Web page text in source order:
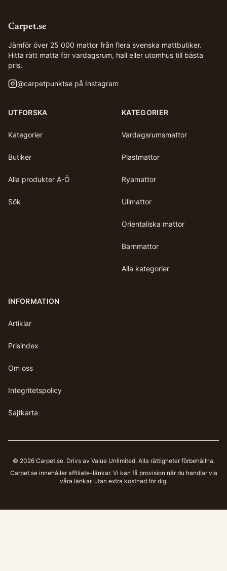
Carpet.se
Jämför över 25 000 mattor från flera svenska mattbutiker.
Hitta rätt matta för vardagsrum, hall eller utomhus till bästa
pris.
@carpetpunktse på Instagram
UTFORSKA
Kategorier
Butiker
Alla produkter A-Ö
Sök
KATEGORIER
Vardagsrumsmattor
Plastmattor
Ryamattor
Ullmattor
Orientaliska mattor
Barnmattor
Alla kategorier
INFORMATION
Artiklar
Prisindex
Om oss
Integritetspolicy
Sajtkarta
© 2026 Carpet.se. Drivs av Value Unlimited. Alla rättigheter förbehållna.
Carpet.seinnehåller affiliate-länkar. Vi kan få provision när du handlar via
våra länkar, utan extra kostnad för dig.